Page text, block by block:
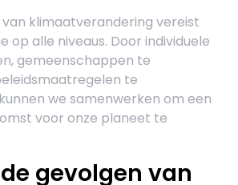
klimaatverandering vereist
op alle niveaus. Door individuele
gemeenschappen te
te
we samenwerken om een
voor onze planeet te
gevolgen van